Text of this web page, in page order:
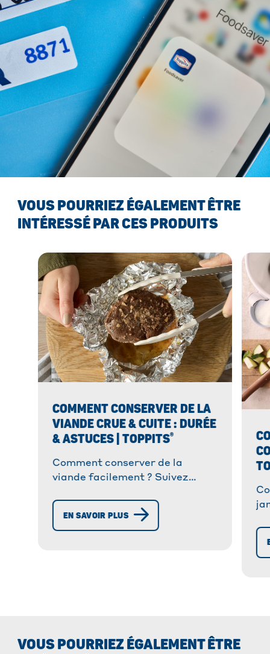
VOUS POURRIEZ ÉGALEMENT ÊTRE
INTÉRESSÉ PAR CES PRODUITS
COMMENT CONSERVER DE LA
VIANDE CRUE & CUITE : DURÉE
& ASTUCES | TOPPITS®
Comment conserver de la
viande facilement ? Suivez
conserver vos viandes plus
longtemps au réfrigérateur.
EN SAVOIR PLUS
VOUS POURRIEZ ÉGALEMENT ÊTRE